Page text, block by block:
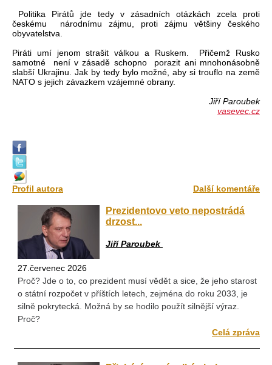
Politika Pirátů jde tedy v zásadních otázkách zcela proti
českému národnímu zájmu, proti zájmu většiny českého
obyvatelstva.
Piráti umí jenom strašit válkou a Ruskem. Přičemž Rusko
samotné není v zásadě schopno porazit ani mnohonásobně
slabší Ukrajinu. Jak by tedy bylo možné, aby si trouflo na země
NATO s jejich závazkem vzájemné obrany.
Jiří Paroubek
vasevec.cz
Profil autora Další komentáře
Prezidentovo veto nepostrádá
drzost...
Jiří Paroubek
27.červenec 2026
Proč? Jde o to, co prezident musí vědět a sice, že jeho starost
o státní rozpočet v příštích letech, zejména do roku 2033, je
silně pokrytecká. Možná by se hodilo použít silnější výraz.
Proč?
Celá zpráva